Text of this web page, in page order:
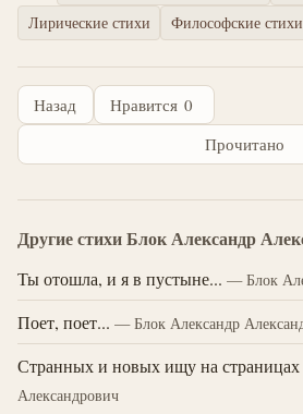
Лирические стихи
Философские стихи
Назад Нравится 0
Прочитано
Другие стихи Блок Александр
Ты отошла, и я в пустыне... — Блок
Поет, поет... — Блок Александр
Странных и новых ищу на страницах
Александрович